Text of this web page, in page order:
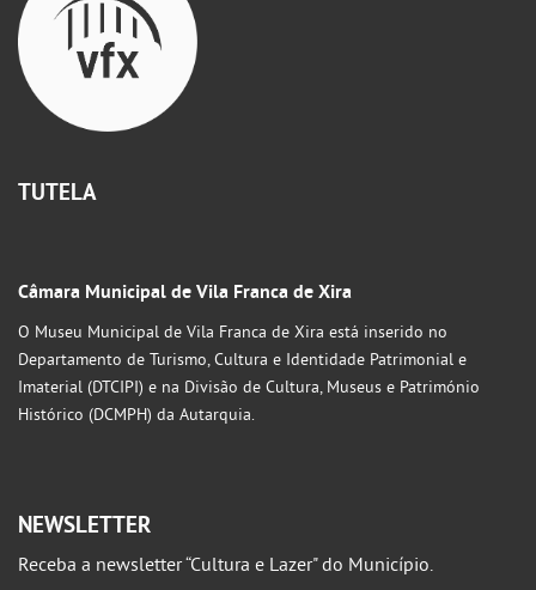
TUTELA
Câmara Municipal de Vila Franca de Xira
O Museu Municipal de Vila Franca de Xira está inserido no
Departamento de Turismo, Cultura e Identidade Patrimonial e
Imaterial (DTCIPI) e na Divisão de Cultura, Museus e Património
Histórico (DCMPH) da Autarquia.
NEWSLETTER
Receba a newsletter “Cultura e Lazer" do Município.